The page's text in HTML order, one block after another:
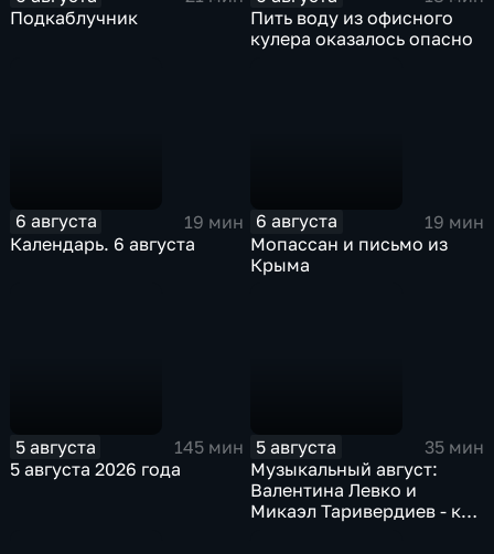
Подкаблучник
Пить воду из офисного
кулера оказалось опасно
6 августа
19 мин
Календарь. 6 августа
6 августа
19 мин
Мопассан и письмо из
Крыма
5 августа
145 мин
5 августа 2026 года
5 августа
35 мин
Музыкальный август:
Валентина Левко и
Микаэл Таривердиев - как